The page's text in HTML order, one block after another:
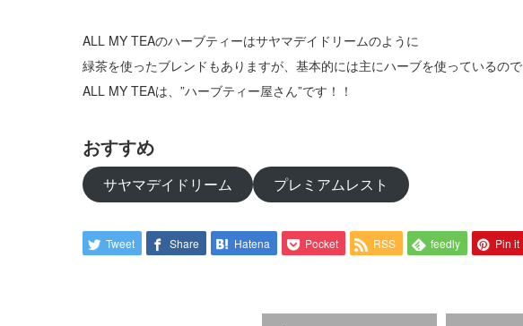
ALL MY TEAのハーブティーはサヤマデイドリームのように
緑茶を使ったブレンドもありますが、基本的には主にハーブを使っているので
ALL MY TEAは、”ハーブティー屋さん”です！！
おすすめ
サヤマデイドリーム プレミアムレスト
Tweet Share Hatena Pocket RSS feedly Pin it